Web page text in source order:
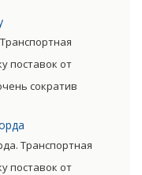
снизив
поставок от
сократив
снизив
Транспортная
поставок от